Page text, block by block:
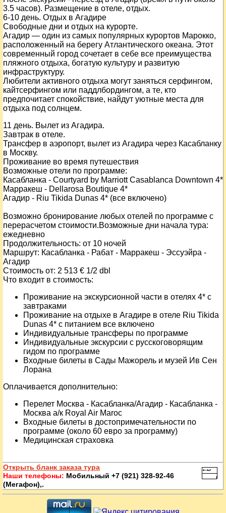
3.5 часов). Размещение в отеле, отдых.
6-10 день. Отдых в Агадире
Свободные дни и отдых на курорте.
Агадир — один из самых популярных курортов Марокко,
расположенный на берегу Атлантического океана. Этот
современный город сочетает в себе все преимущества
пляжного отдыха, богатую культуру и развитую
инфраструктуру.
Любители активного отдыха могут заняться серфингом,
кайтсерфингом или паддлбордингом, а те, кто
предпочитает спокойствие, найдут уютные места для
отдыха под солнцем.
11 день. Вылет из Агадира.
Завтрак в отеле.
Трансфер в аэропорт, вылет из Агадира через Касабланку
в Москву.
Проживание во время путешествия
Возможные отели по программе:
Касабланка - Courtyard by Marriott Casablanca Downtown 4*
Марракеш - Dellarosa Boutique 4*
Агадир - Riu Tikida Dunas 4* (все включено)
Возможно бронирование любых отелей по программе с
перерасчетом стоимости.Возможные дни начала тура:
ежедневно
Продолжительность: от 10 ночей
Маршрут: Касабланка - Рабат - Марракеш - Эссуэйра -
Агадир
Стоимость от: 2 513 € 1/2 dbl
Что входит в стоимость:
Проживание на экскурсионной части в отелях 4* с
завтраками
Проживание на отдыхе в Агадире в отеле Riu Tikida
Dunas 4* с питанием все включено
Индивидуальные трансферы по программе
Индивидуальные экскурсии с русскоговорящим
гидом по программе
Входные билеты в Сады Мажорель и музей Ив Сен
Лорана
Оплачивается дополнительно:
Перелет Москва - Касабланка/Агадир - Касабланка -
Москва а/к Royal Air Maroc
Входные билеты в достопримечательности по
программе (около 60 евро за программу)
Медицинская страховка
Открыть бланк заказа тура
Наши телефоны: Мобильный +7 (921) 328-92-46
(Мегафон),.